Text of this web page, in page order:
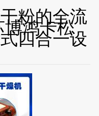
粉的全流
博鸿卡松
四合一设